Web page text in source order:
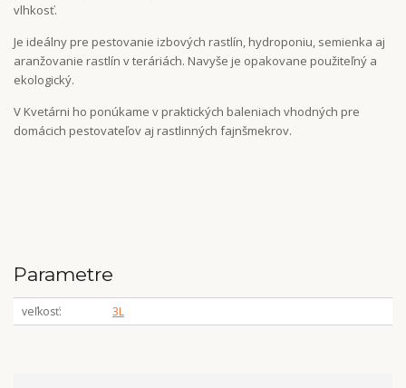
vlhkosť.
Je ideálny pre pestovanie izbových rastlín, hydroponiu, semienka aj
aranžovanie rastlín v teráriách. Navyše je opakovane použiteľný a
ekologický.
V Kvetárni ho ponúkame v praktických baleniach vhodných pre
domácich pestovateľov aj rastlinných fajnšmekrov.
Parametre
veľkosť 3L